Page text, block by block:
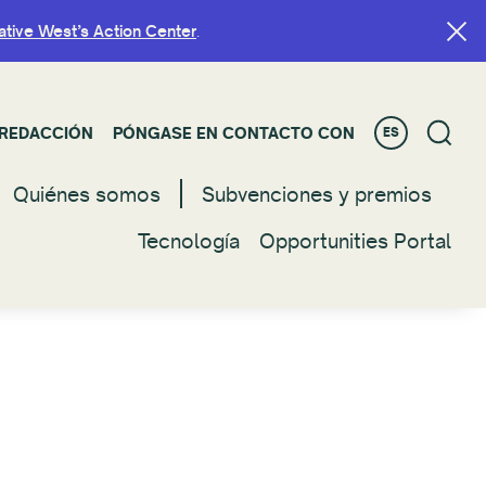
West’s Action Center.
PÓNGASE EN CONTACTO CON ES
Quiénes somos
Subvenciones y premios
Tecnología
Opportunities Portal
West’s Action Center.
PÓNGASE EN CONTACTO CON ES
Quienes somos
Subvenciones y premios
Tecnología
Opportunities Portal